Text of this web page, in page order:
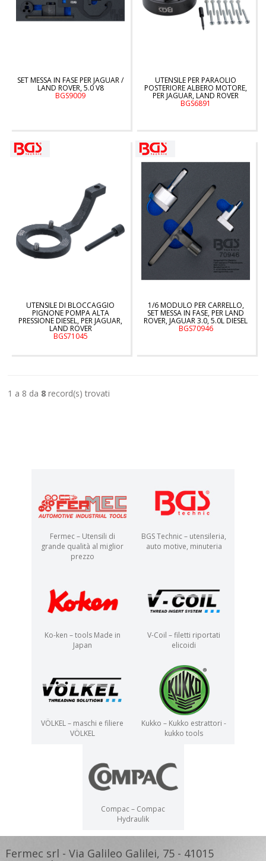
SET MESSA IN FASE PER JAGUAR /
LAND ROVER, 5.0 V8
BGS9009
UTENSILE PER PARAOLIO
POSTERIORE ALBERO MOTORE,
PER JAGUAR, LAND ROVER
BGS6891
UTENSILE DI BLOCCAGGIO
PIGNONE POMPA ALTA
PRESSIONE DIESEL, PER JAGUAR,
LAND ROVER
BGS71045
1/6 MODULO PER CARRELLO,
SET MESSA IN FASE, PER LAND
ROVER, JAGUAR 3.0, 5.0L DIESEL
BGS70946
1 a 8 da 8 record(s) trovati
Fermec – Utensili di
grande qualità al miglior
prezzo
BGS Technic – utensileria,
auto motive, minuteria
Ko-ken – tools Made in
Japan
V-Coil – filetti riportati
elicoidi
VÖLKEL – maschi e filiere
VÖLKEL
Kukko – Kukko estrattori -
kukko tools
Compac – Compac
Hydraulik
Fermec srl - Via Galileo Galilei, 75 - 41015